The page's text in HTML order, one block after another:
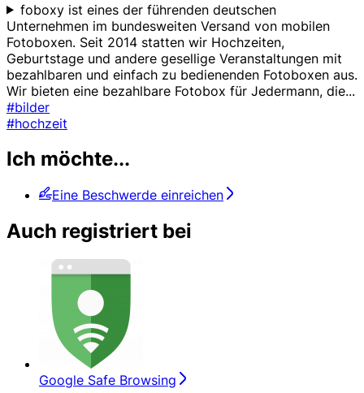
foboxy ist eines der führenden deutschen
Unternehmen im bundesweiten Versand von mobilen
Fotoboxen. Seit 2014 statten wir Hochzeiten,
Geburtstage und andere gesellige Veranstaltungen mit
bezahlbaren und einfach zu bedienenden Fotoboxen aus.
Wir bieten eine bezahlbare Fotobox für Jedermann, die...
#bilder
#hochzeit
Ich möchte...
Eine Beschwerde einreichen
Auch registriert bei
Google Safe Browsing